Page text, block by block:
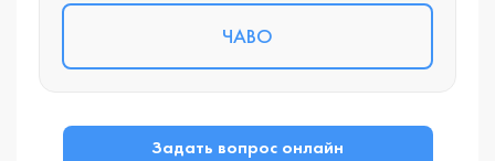
ЧАВО
Задать вопрос онлайн